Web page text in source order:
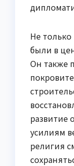
Не
были в
Он также
развитие
усилиям
религия